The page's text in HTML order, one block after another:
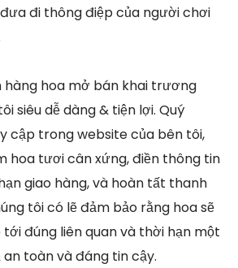
đi thông điệp của người chơi
hoa mở bán khai trương
siêu dễ dàng & tiện lợi. Quý
cập trong website của bên tôi,
hoa tươi cân xứng, điền thông tin
giao hàng, và hoàn tất thanh
tôi có lẽ đảm bảo rằng hoa sẽ
đúng liên quan và thời hạn một
toàn và đáng tin cậy.